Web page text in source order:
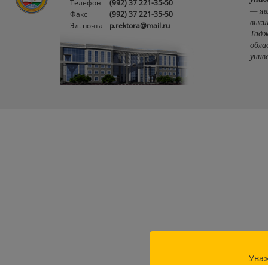
Телефон
(992) 37 221-35-50
Факс
(992) 37 221-35-50
Эл. почта
p.rektora@mail.ru
—